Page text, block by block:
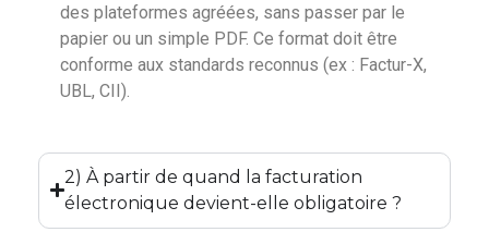
des plateformes agréées, sans passer par le
papier ou un simple PDF. Ce format doit être
conforme aux standards reconnus (ex : Factur-X,
UBL, CII).
2) À partir de quand la facturation
électronique devient-elle obligatoire ?